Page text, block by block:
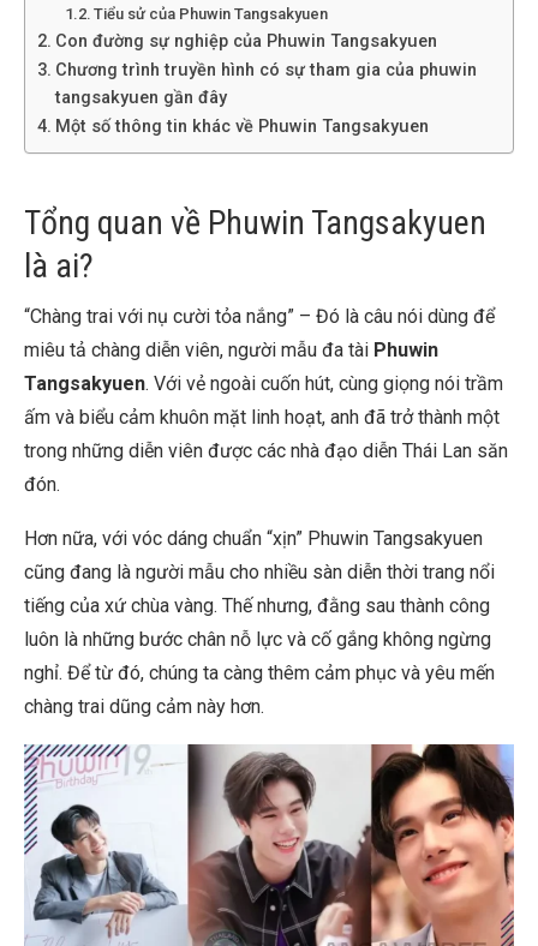
Tiểu sử của Phuwin Tangsakyuen
Con đường sự nghiệp của Phuwin Tangsakyuen
Chương trình truyền hình có sự tham gia của phuwin
tangsakyuen gần đây
Một số thông tin khác về Phuwin Tangsakyuen
Tổng quan về Phuwin Tangsakyuen
là ai?
“Chàng trai với nụ cười tỏa nắng” – Đó là câu nói dùng để
miêu tả chàng diễn viên, người mẫu đa tài Phuwin
Tangsakyuen. Với vẻ ngoài cuốn hút, cùng giọng nói trầm
ấm và biểu cảm khuôn mặt linh hoạt, anh đã trở thành một
trong những diễn viên được các nhà đạo diễn Thái Lan săn
đón.
Hơn nữa, với vóc dáng chuẩn “xịn” Phuwin Tangsakyuen
cũng đang là người mẫu cho nhiều sàn diễn thời trang nổi
tiếng của xứ chùa vàng. Thế nhưng, đằng sau thành công
luôn là những bước chân nỗ lực và cố gắng không ngừng
nghỉ. Để từ đó, chúng ta càng thêm cảm phục và yêu mến
chàng trai dũng cảm này hơn.